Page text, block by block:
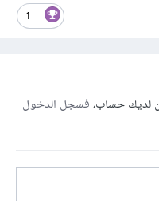
1
لديك حساب،فسجل الدخول